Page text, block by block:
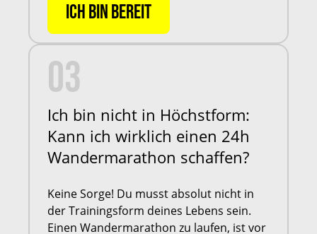
ICH BIN BEREIT
03
Ich bin nicht in Höchstform:
Kann ich wirklich einen 24h
Wandermarathon schaffen?
Keine Sorge! Du musst absolut nicht in
der Trainingsform deines Lebens sein.
Einen Wandermarathon zu laufen, ist vor